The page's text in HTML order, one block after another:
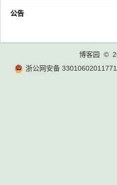
公告
博客园
©
浙公网安备